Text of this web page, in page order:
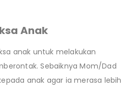
Anak
anak untuk melakukan
Sebaiknya Mom/Dad
anak agar ia merasa lebih